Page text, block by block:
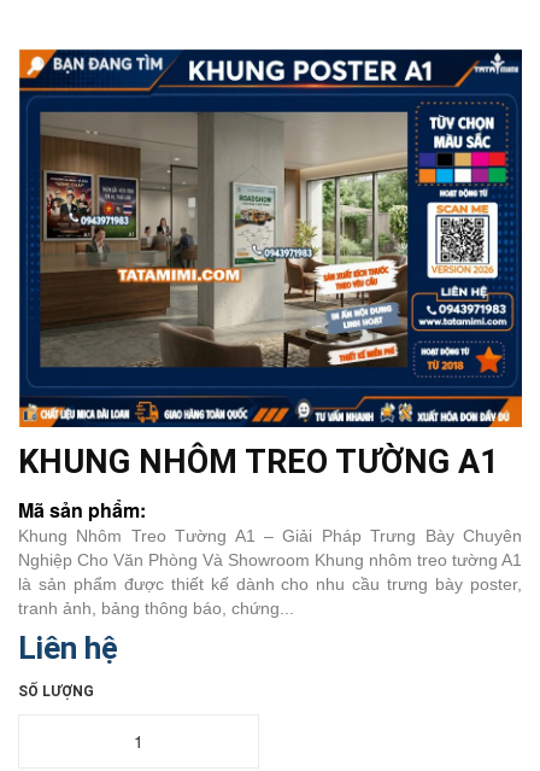
KHUNG NHÔM TREO TƯỜNG A1
Mã sản phẩm:
Khung Nhôm Treo Tường A1 – Giải Pháp Trưng Bày Chuyên
Nghiệp Cho Văn Phòng Và Showroom Khung nhôm treo tường A1
là sản phẩm được thiết kế dành cho nhu cầu trưng bày poster,
tranh ảnh, bảng thông báo, chứng...
Liên hệ
SỐ LƯỢNG